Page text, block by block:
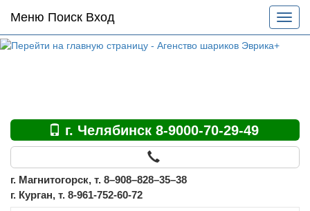
Основное
меню
по
Меню Поиск Вход
меню
г. Челябинск 8-9000-70-29-49
г. Магнитогорск, т. 8–908–828–35–38
г. Курган, т. 8-961-752-60-72